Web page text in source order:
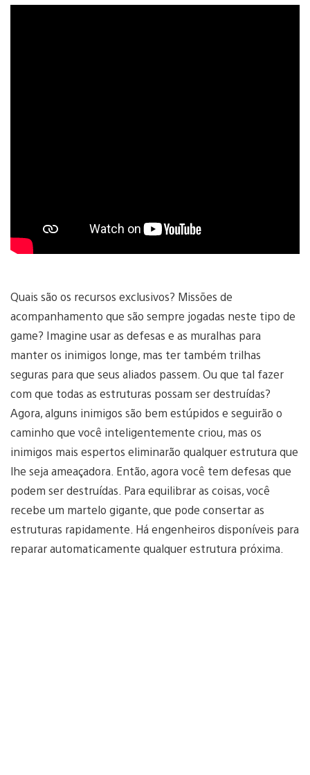
Quais são os recursos exclusivos? Missões de
acompanhamento que são sempre jogadas neste tipo de
game? Imagine usar as defesas e as muralhas para
manter os inimigos longe, mas ter também trilhas
seguras para que seus aliados passem. Ou que tal fazer
com que todas as estruturas possam ser destruídas?
Agora, alguns inimigos são bem estúpidos e seguirão o
caminho que você inteligentemente criou, mas os
inimigos mais espertos eliminarão qualquer estrutura que
lhe seja ameaçadora. Então, agora você tem defesas que
podem ser destruídas. Para equilibrar as coisas, você
recebe um martelo gigante, que pode consertar as
estruturas rapidamente. Há engenheiros disponíveis para
reparar automaticamente qualquer estrutura próxima.